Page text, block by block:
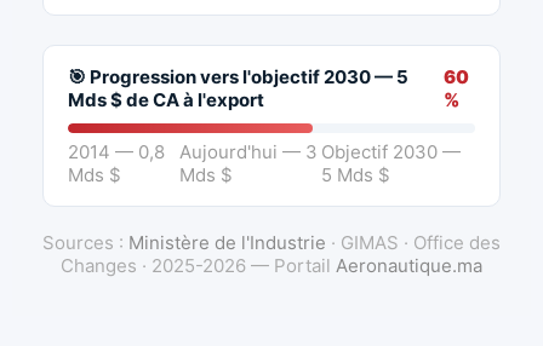
🎯 Progression vers l'objectif 2030 — 5
Mds $ de CA à l'export
60
%
2014 — 0,8
Mds $
Aujourd'hui — 3
Mds $
Objectif 2030 —
5 Mds $
Sources : Ministère de l'Industrie · GIMAS · Office des
Changes · 2025-2026 — Portail Aeronautique.ma